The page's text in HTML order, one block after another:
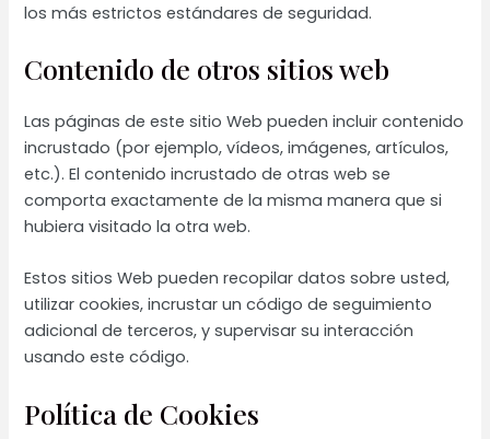
los más estrictos estándares de seguridad.
Contenido de otros sitios web
Las páginas de este sitio Web pueden incluir contenido
incrustado (por ejemplo, vídeos, imágenes, artículos,
etc.). El contenido incrustado de otras web se
comporta exactamente de la misma manera que si
hubiera visitado la otra web.
Estos sitios Web pueden recopilar datos sobre usted,
utilizar cookies, incrustar un código de seguimiento
adicional de terceros, y supervisar su interacción
usando este código.
Política de Cookies